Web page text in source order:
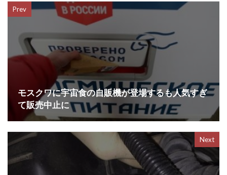
b
o
o
e
n
a
Prev
モスクワに宇宙食の自販機が登場するも人気すぎ
て販売中止に
Next